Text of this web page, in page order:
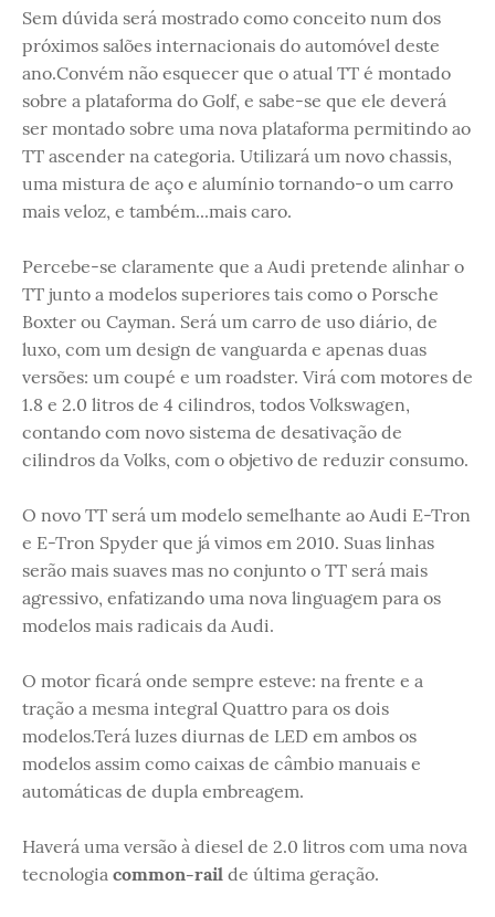
Sem dúvida será mostrado como conceito num dos
próximos salões internacionais do automóvel deste
ano.Convém não esquecer que o atual TT é montado
sobre a plataforma do Golf, e sabe-se que ele deverá
ser montado sobre uma nova plataforma permitindo ao
TT ascender na categoria. Utilizará um novo chassis,
uma mistura de aço e alumínio tornando-o um carro
mais veloz, e também...mais caro.
Percebe-se claramente que a Audi pretende alinhar o
TT junto a modelos superiores tais como o Porsche
Boxter ou Cayman. Será um carro de uso diário, de
luxo, com um design de vanguarda e apenas duas
versões: um coupé e um roadster. Virá com motores de
1.8 e 2.0 litros de 4 cilindros, todos Volkswagen,
contando com novo sistema de desativação de
cilindros da Volks, com o objetivo de reduzir consumo.
O novo TT será um modelo semelhante ao Audi E-Tron
e E-Tron Spyder que já vimos em 2010. Suas linhas
serão mais suaves mas no conjunto o TT será mais
agressivo, enfatizando uma nova linguagem para os
modelos mais radicais da Audi.
O motor ficará onde sempre esteve: na frente e a
tração a mesma integral Quattro para os dois
modelos.Terá luzes diurnas de LED em ambos os
modelos assim como caixas de câmbio manuais e
automáticas de dupla embreagem.
Haverá uma versão à diesel de 2.0 litros com uma nova
tecnologia common-rail de última geração.